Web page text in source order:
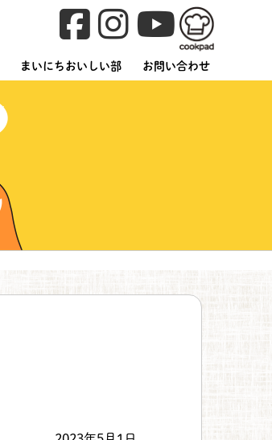
まいにちおいしい部 お問い合わせ